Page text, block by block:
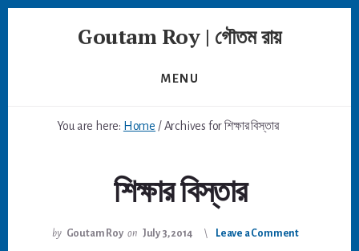
Goutam Roy | গৌতম রায়
MENU
You are here: Home /Archives for শিক্ষার বিস্তার
শিক্ষার বিস্তার
by Goutam Roy on July 3, 2014 Leave a Comment